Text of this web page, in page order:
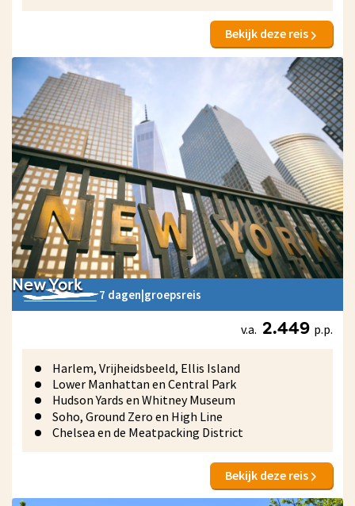
Bekijk deze reis
New York
7 dagen|groepsreis
v.a. 2.449 p.p.
Harlem, Vrijheidsbeeld, Ellis Island
Lower Manhattan en Central Park
Hudson Yards en Whitney Museum
Soho, Ground Zero en High Line
Chelsea en de Meatpacking District
Bekijk deze reis